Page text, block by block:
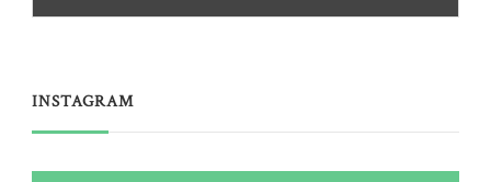
INSTAGRAM